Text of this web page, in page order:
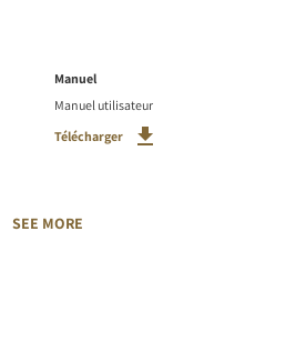
Manuel
Manuel utilisateur
Télécharger
SEE MORE